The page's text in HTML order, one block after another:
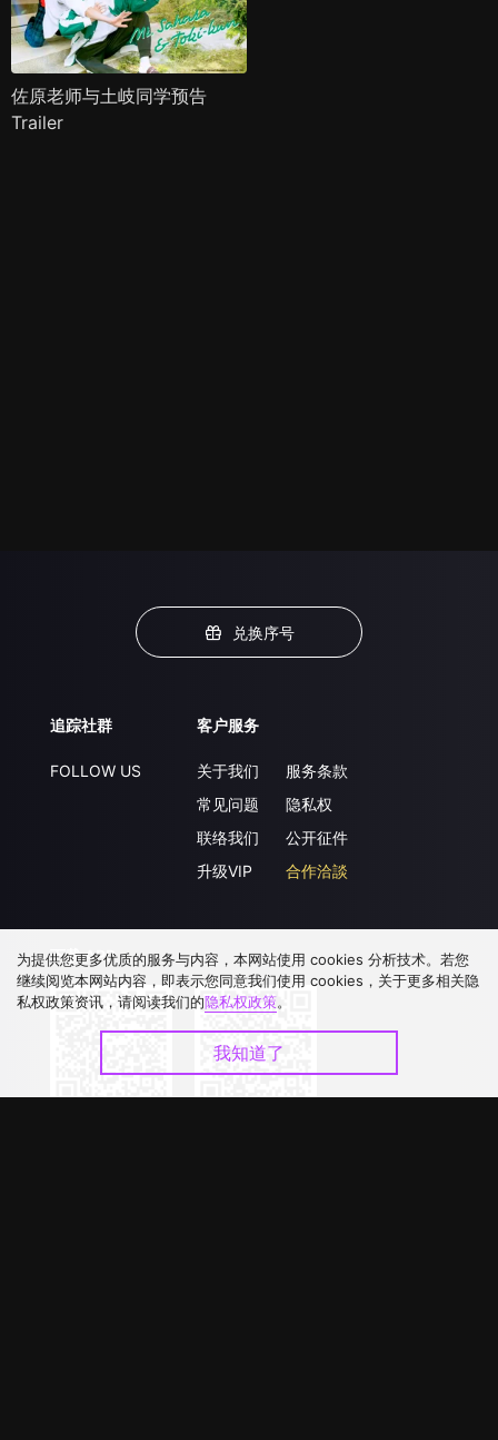
佐原老师与土岐同学预告
Trailer
兑换序号
追踪社群
FOLLOW US
客户服务
关于我们
常见问题
联络我们
升级VIP
服务条款
隐私权
公开征件
合作洽談
下载 APP
为提供您更多优质的服务与内容，本网站使用 cookies 分析技术。若您
继续阅览本网站内容，即表示您同意我们使用 cookies，关于更多相关隐
私权政策资讯，请阅读我们的隐私权政策。
我知道了